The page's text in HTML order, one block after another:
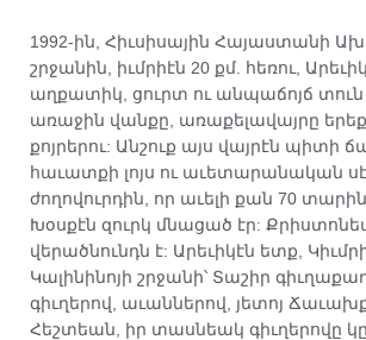
1992-ին, Հիւսիսային Հայաստանի
շրջանին, իւմրիէն 20 քմ. հեռու,
աղքատիկ, ցուրտ ու անպաճոյճ տուն
առաջին վանքը, առաքելավայրը
քոյրերու: Անշուք այս վայրէն պիտի
հաւատքի լոյս ու աւետարանական
ժողովուրդին, որ աւելի քան 70
Խօսքէն զուրկ մնացած էր:
վերածնունդն է: Արեւիկէն ետք,
Կալինինոյի շրջանի՝ Տաշիր
գիւղերով, աւաններով, յետոյ
Հեշտեան, իր տասնեակ գիւղերովը